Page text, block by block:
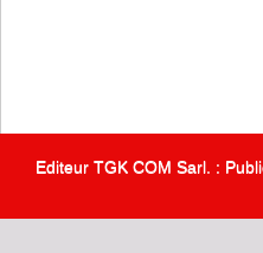
Editeur TGK COM Sarl. :